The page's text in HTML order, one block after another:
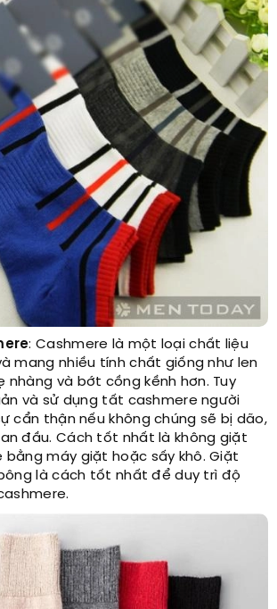
: Cashmere là một loại chất liệu
mang nhiều tính chất giống như len
nhàng và bớt cồng kềnh hơn. Tuy
và sử dụng tất cashmere người
cẩn thận nếu không chúng sẽ bị dão,
đầu. Cách tốt nhất là không giặt
máy giặt hoặc sấy khô. Giặt
là cách tốt nhất để duy trì độ